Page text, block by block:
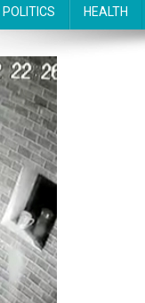
POLITICS HEALTH